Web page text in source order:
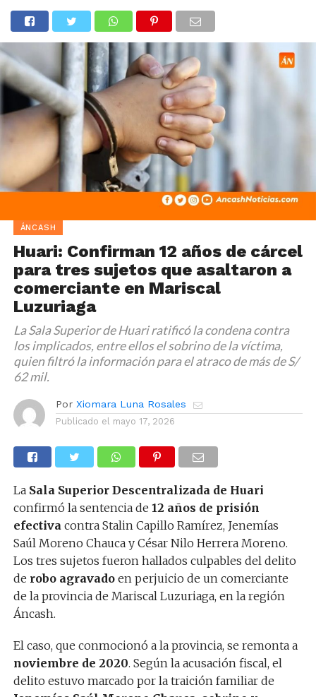
ÁNCASH
Huari: Confirman 12 años de cárcel
para tres sujetos que asaltaron a
comerciante en Mariscal
Luzuriaga
La Sala Superior de Huari ratificó la condena contra
los implicados, entre ellos el sobrino de la víctima,
quien filtró la información para el atraco de más de S/
62 mil.
Por Xiomara Luna Rosales
Publicado el mayo 17, 2026
La Sala Superior Descentralizada de Huari
confirmó la sentencia de 12 años de prisión
efectiva contra Stalin Capillo Ramírez, Jenemías
Saúl Moreno Chauca y César Nilo Herrera Moreno.
Los tres sujetos fueron hallados culpables del delito
de robo agravadoen perjuicio de un comerciante
de la provincia de Mariscal Luzuriaga, en la región
Áncash.
El caso, que conmocionó a la provincia, se remonta a
noviembre de 2020. Según la acusación fiscal, el
delito estuvo marcado por la traición familiar de